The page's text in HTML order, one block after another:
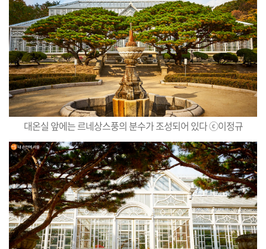
대온실 앞에는 르네상스풍의 분수가 조성되어 있다 ⓒ이정규